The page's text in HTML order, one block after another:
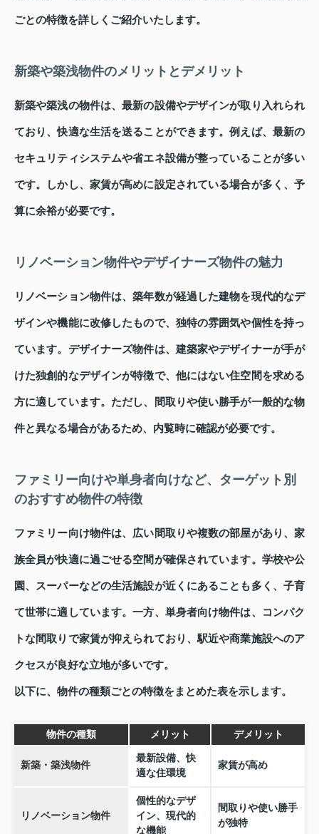
ごとの特徴を詳しくご紹介いたします。
新築や築浅物件のメリットとデメリット
新築や築浅の物件は、最新の設備やデザインが取り入れられ
ており、快適な生活を送ることができます。例えば、最新の
セキュリティシステムや省エネ設備が整っていることが多い
です。しかし、家賃が高めに設定されている場合が多く、予
算に余裕が必要です。
リノベーション物件やデザイナーズ物件の魅力
リノベーション物件は、築年数が経過した建物を現代的なデ
ザインや機能に改修したもので、独特の雰囲気や個性を持っ
ています。デザイナーズ物件は、建築家やデザイナーが手が
けた独創的なデザインが特徴で、他にはない住空間を求める
方に適しています。ただし、間取りや使い勝手が一般的な物
件と異なる場合があるため、内覧時に確認が必要です。
ファミリー向けや単身者向けなど、ターゲット別
のおすすめ物件の特徴
ファミリー向け物件は、広い間取りや複数の部屋があり、家
族全員が快適に過ごせる空間が確保されています。学校や公
園、スーパーなどの生活施設が近くにあることも多く、子育
て世帯に適しています。一方、単身者向け物件は、コンパク
トな間取りで家賃が抑えられており、駅近や商業施設へのア
クセスが良好な立地が多いです。
以下に、物件の種類ごとの特徴をまとめた表を示します。
物件の種類 メリット デメリット
新築・築浅物件
最新設備、快
適な住環境
家賃が高め
リノベーション物件
個性的なデザ
イン、現代的
な機能
間取りや使い勝手
が独特